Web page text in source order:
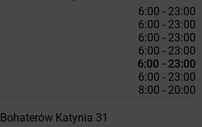
6:00 - 23:00
6:00 - 23:00
6:00 - 23:00
6:00 - 23:00
6:00 - 23:00
6:00 - 23:00
8:00 - 20:00
Bohaterów Katynia 31